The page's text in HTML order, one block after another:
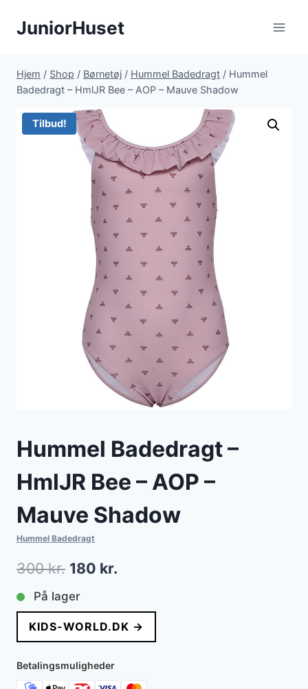
JuniorHuset
Hjem / Shop / Børnetøj / Hummel Badedragt / Hummel
Badedragt – HmlJR Bee – AOP – Mauve Shadow
Tilbud!
Hummel Badedragt –
HmlJR Bee – AOP –
Mauve Shadow
Hummel Badedragt
300kr. Den
oprindelige
pris
var:
300 kr..
180 kr.
pris
er:
På lager
KIDS-WORLD.DK →
Betalingsmuligheder